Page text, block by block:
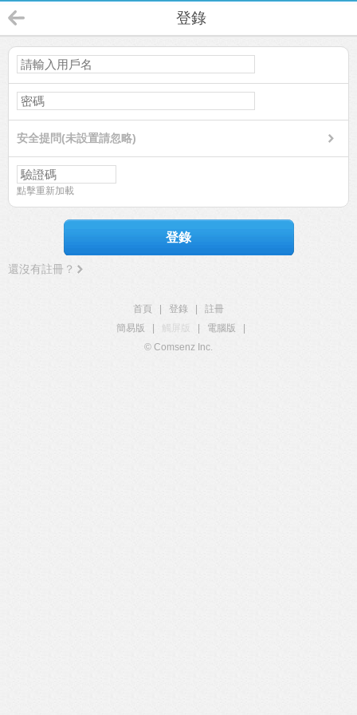
登錄
安全提問(未設置請忽略)
點擊重新加載
登錄
還沒有註冊？
首頁 登錄
註冊
簡易版
觸屏版 電腦版
© Comsenz Inc.